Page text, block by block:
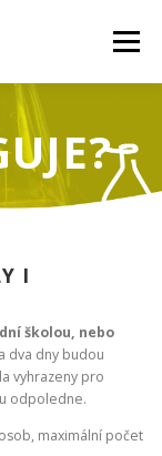
Menu
I
školou, nebo
dva dny budou
vyhrazeny pro
odpoledne.
maximální počet